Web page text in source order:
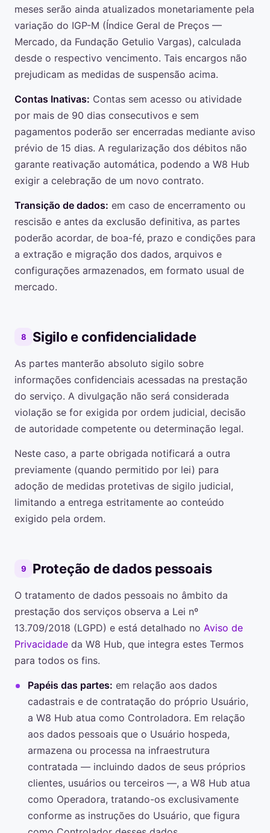
meses serão ainda atualizados monetariamente pela
variação do IGP-M (Índice Geral de Preços —
Mercado, da Fundação Getulio Vargas), calculada
desde o respectivo vencimento. Tais encargos não
prejudicam as medidas de suspensão acima.
Contas Inativas: Contas sem acesso ou atividade
por mais de 90 dias consecutivos e sem
pagamentos poderão ser encerradas mediante aviso
prévio de 15 dias. A regularização dos débitos não
garante reativação automática, podendo a W8 Hub
exigir a celebração de um novo contrato.
Transição de dados: em caso de encerramento ou
rescisão e antes da exclusão definitiva, as partes
poderão acordar, de boa-fé, prazo e condições para
a extração e migração dos dados, arquivos e
configurações armazenados, em formato usual de
mercado.
8 Sigilo e confidencialidade
As partes manterão absoluto sigilo sobre
informações confidenciais acessadas na prestação
do serviço. A divulgação não será considerada
violação se for exigida por ordem judicial, decisão
de autoridade competente ou determinação legal.
Neste caso, a parte obrigada notificará a outra
previamente (quando permitido por lei) para
adoção de medidas protetivas de sigilo judicial,
limitando a entrega estritamente ao conteúdo
exigido pela ordem.
9 Proteção de dados pessoais
O tratamento de dados pessoais no âmbito da
prestação dos serviços observa a Lei nº
13.709/2018 (LGPD) e está detalhado no Aviso de
Privacidade da W8 Hub, que integra estes Termos
para todos os fins.
Papéis das partes: em relação aos dados
cadastrais e de contratação do próprio Usuário,
a W8 Hub atua como Controladora. Em relação
aos dados pessoais que o Usuário hospeda,
armazena ou processa na infraestrutura
contratada — incluindo dados de seus próprios
clientes, usuários ou terceiros —, a W8 Hub atua
como Operadora, tratando-os exclusivamente
conforme as instruções do Usuário, que figura